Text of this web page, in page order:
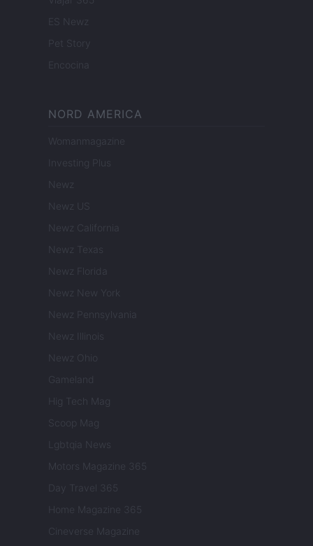
ES Newz
Pet Story
Encocina
NORD AMERICA
Womanmagazine
Investing Plus
Newz
Newz US
Newz California
Newz Texas
Newz Florida
Newz New York
Newz Pennsylvania
Newz Illinois
Newz Ohio
Gameland
Hig Tech Mag
Scoop Mag
Lgbtqia News
Motors Magazine 365
Day Travel 365
Home Magazine 365
Cineverse Magazine